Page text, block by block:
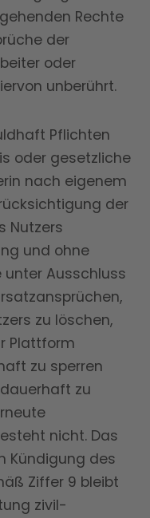
Rechte
der
oder
unberührt.
Pflichten
oder gesetzliche
nach eigenem
der
Nutzers
und ohne
unter Ausschluss
zu löschen,
Plattform
zu sperren
zu
nicht. Das
Kündigung des
Ziffer 9 bleibt
zivil-